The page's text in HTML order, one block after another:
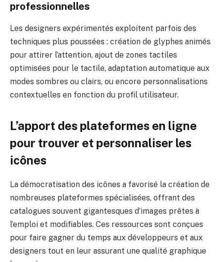
professionnelles
Les designers expérimentés exploitent parfois des
techniques plus poussées : création de glyphes animés
pour attirer l’attention, ajout de zones tactiles
optimisées pour le tactile, adaptation automatique aux
modes sombres ou clairs, ou encore personnalisations
contextuelles en fonction du profil utilisateur.
L’apport des plateformes en ligne
pour trouver et personnaliser les
icônes
La démocratisation des icônes a favorisé la création de
nombreuses plateformes spécialisées, offrant des
catalogues souvent gigantesques d’images prêtes à
l’emploi et modifiables. Ces ressources sont conçues
pour faire gagner du temps aux développeurs et aux
designers tout en leur assurant une qualité graphique